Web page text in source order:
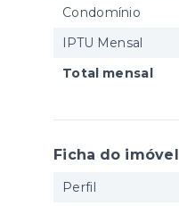
Condomínio
IPTU Mensal
Total mensal
Ficha do imóvel
Perfil